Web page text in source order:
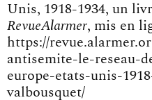
Unis, 1918-1934, un
RevueAlarmer, mis en
https://
antisemite-le-reseau-
europe-etats-unis-
valbousquet/